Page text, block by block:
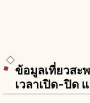
ข้อมูลเที่ยวสะ
เวลาเปิด-ปิด